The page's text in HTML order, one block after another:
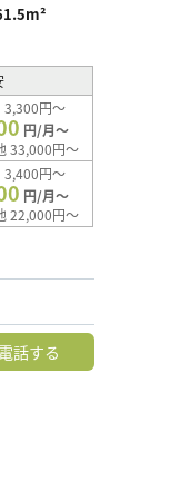
3,300円～
円/月～
33,000円～
3,400円～
円/月～
22,000円～
電話する